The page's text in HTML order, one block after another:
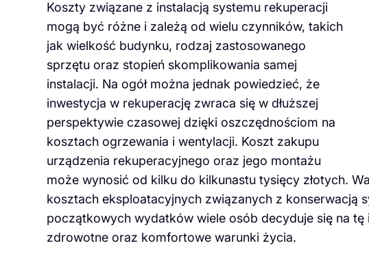
Koszty związane z instalacją systemu rekuperacji
mogą być różne i zależą od wielu czynników, takich
jak wielkość budynku, rodzaj zastosowanego
sprzętu oraz stopień skomplikowania samej
instalacji. Na ogół można jednak powiedzieć, że
inwestycja w rekuperację zwraca się w dłuższej
perspektywie czasowej dzięki oszczędnościom na
kosztach ogrzewania i wentylacji. Koszt zakupu
urządzenia rekuperacyjnego oraz jego montażu
może wynosić od kilku do kilkunastu tysięcy złotych.
kosztach eksploatacyjnych związanych z konserwacją
początkowych wydatków wiele osób decyduje się na
zdrowotne oraz komfortowe warunki życia.